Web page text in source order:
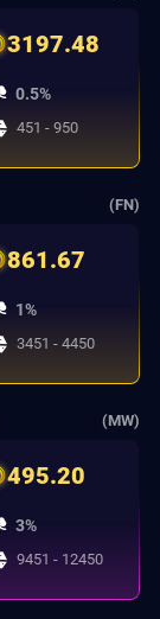
3197.48
0.5%
451 - 950
(FN)
861.67
1%
3451 - 4450
(MW)
495.20
3%
9451 - 12450